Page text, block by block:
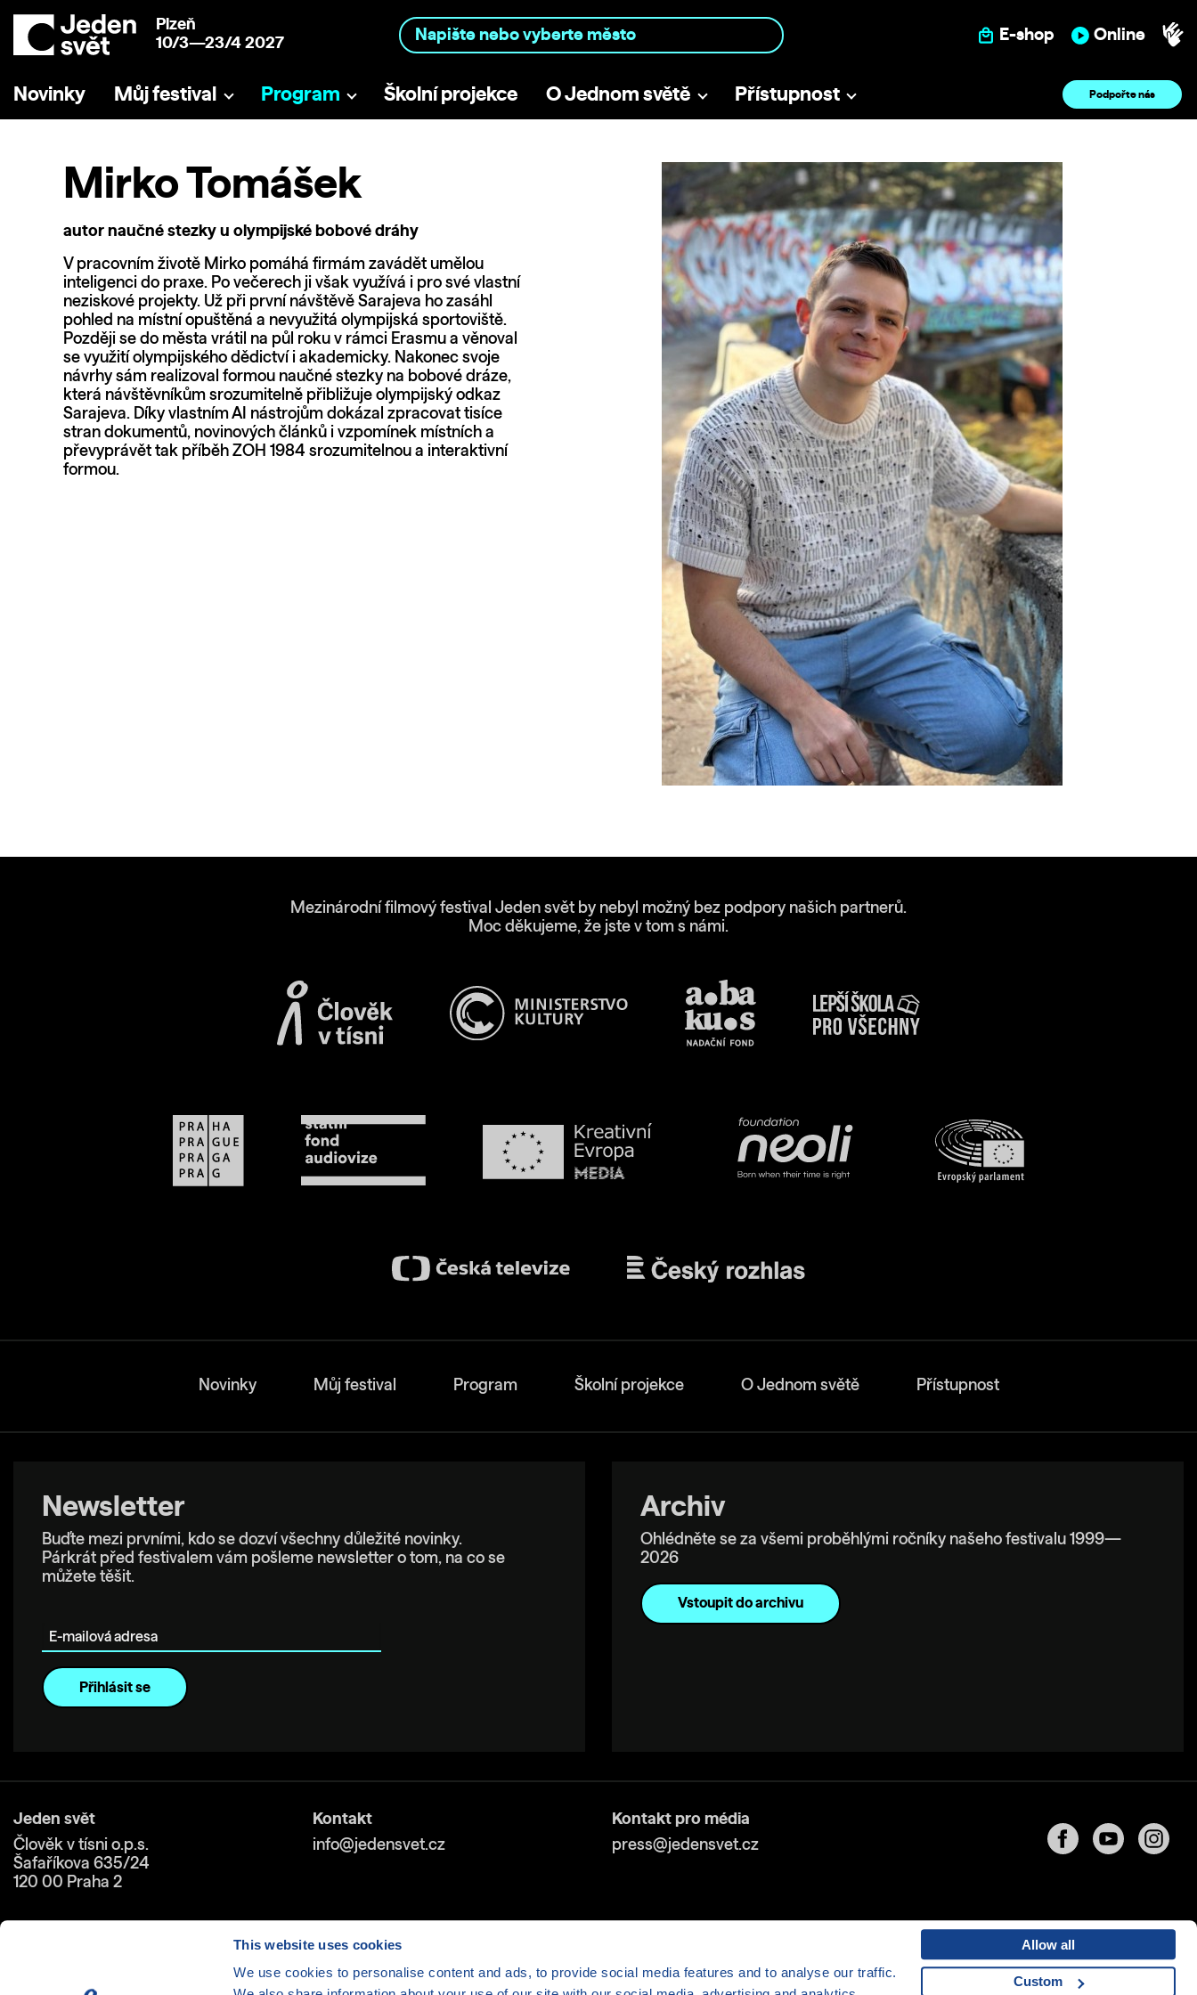
This website uses cookies
We use cookies to personalise content and ads, to provide social media features and to analyse our traffic.
Allow all
Custom
Plzeň
10/3—23/4 2027
E-shop Online
Novinky Můj festival Program Školní projekce O Jednom světě Přístupnost Podpořte nás
Mirko Tomášek
autor naučné stezky u olympijské bobové dráhy
V pracovním životě Mirko pomáhá firmám zavádět umělou
inteligenci do praxe. Po večerech ji však využívá i pro své vlastní
neziskové projekty. Už při první návštěvě Sarajeva ho zasáhl
pohled na místní opuštěná a nevyužitá olympijská sportoviště.
Později se do města vrátil na půl roku v rámci Erasmu a věnoval
se využití olympijského dědictví i akademicky. Nakonec svoje
návrhy sám realizoval formou naučné stezky na bobové dráze,
která návštěvníkům srozumitelně přibližuje olympijský odkaz
Sarajeva. Díky vlastním AI nástrojům dokázal zpracovat tisíce
stran dokumentů, novinových článků i vzpomínek místních a
převyprávět tak příběh ZOH 1984 srozumitelnou a interaktivní
formou.
Mezinárodní filmový festival Jeden svět by nebyl možný bez podpory našich partnerů.
Moc děkujeme, že jste v tom s námi.
Novinky Můj festival Program Školní projekce O Jednom světě Přístupnost
Newsletter
Buďte mezi prvními, kdo se dozví všechny důležité novinky.
Párkrát před festivalem vám pošleme newsletter o tom, na co se
můžete těšit.
Archiv
Ohlédněte se za všemi proběhlými ročníky našeho festivalu 1999—
2026
Vstoupit do archivu
Jeden svět
Člověk v tísni o.p.s.
Šafaříkova 635/24
120 00 Praha 2
Kontakt
info@jedensvet.cz
Kontakt pro média
press@jedensvet.cz